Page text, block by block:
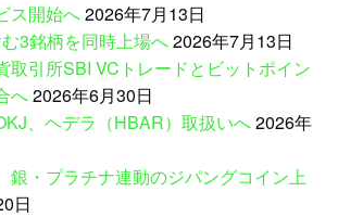
ス開始へ2026年7月13日
3銘柄を同時上場へ2026年7月13日
取引所SBI VCトレードとビットポイン
へ2026年6月30日
、ヘデラ（HBAR）取扱いへ2026年
銀・プラチナ連動のジパングコイン上
日